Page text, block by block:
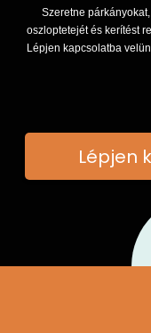
Szeretne
oszloptetejét és kerítést
Lépjen kapcsolatba
Lépjen